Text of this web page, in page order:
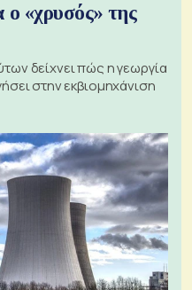
«χρυσός» της
δείχνει πώς η γεωργία
στην εκβιομηχάνιση